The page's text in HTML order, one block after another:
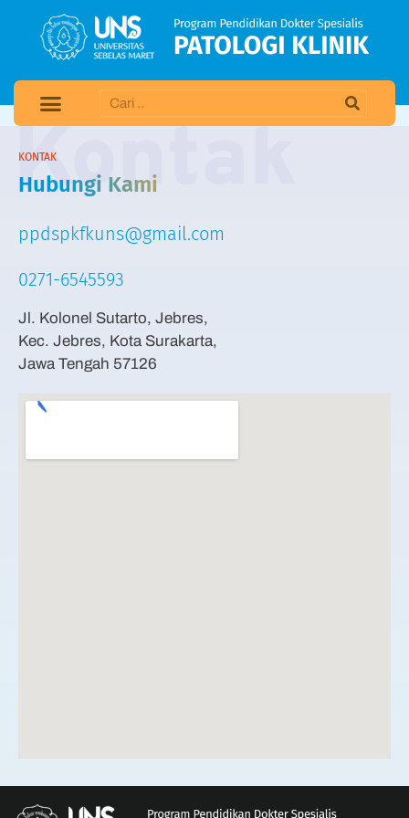
KONTAK
Kontak
Hubungi Kami
ppdspkfkuns@gmail.com
0271-6545593
Jl. Kolonel Sutarto, Jebres,
Kec. Jebres, Kota Surakarta,
Jawa Tengah 57126